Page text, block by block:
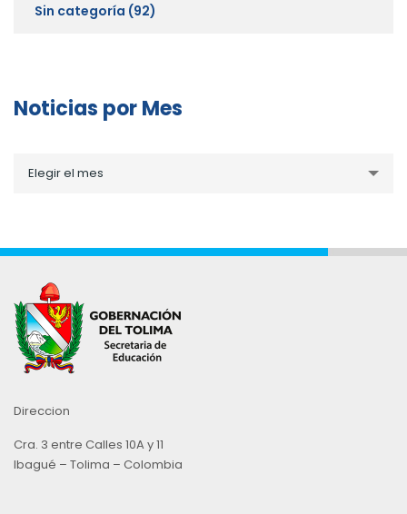
Sin categoría (92)
Noticias por Mes
porElegir el mes
Direccion
Cra. 3 entre Calles 10A y 11
Ibagué – Tolima – Colombia